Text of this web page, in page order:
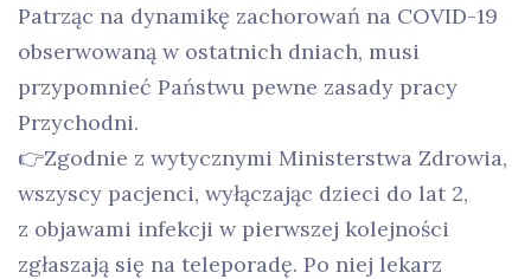
Patrząc na dynamikę zachorowań na COVID-19
obserwowaną w ostatnich dniach, musi
przypomnieć Państwu pewne zasady pracy
Przychodni.
👉Zgodnie z wytycznymi Ministerstwa Zdrowia,
wszyscy pacjenci, wyłączając dzieci do lat 2,
z objawami infekcji w pierwszej kolejności
zgłaszają się na teleporadę. Po niej lekarz